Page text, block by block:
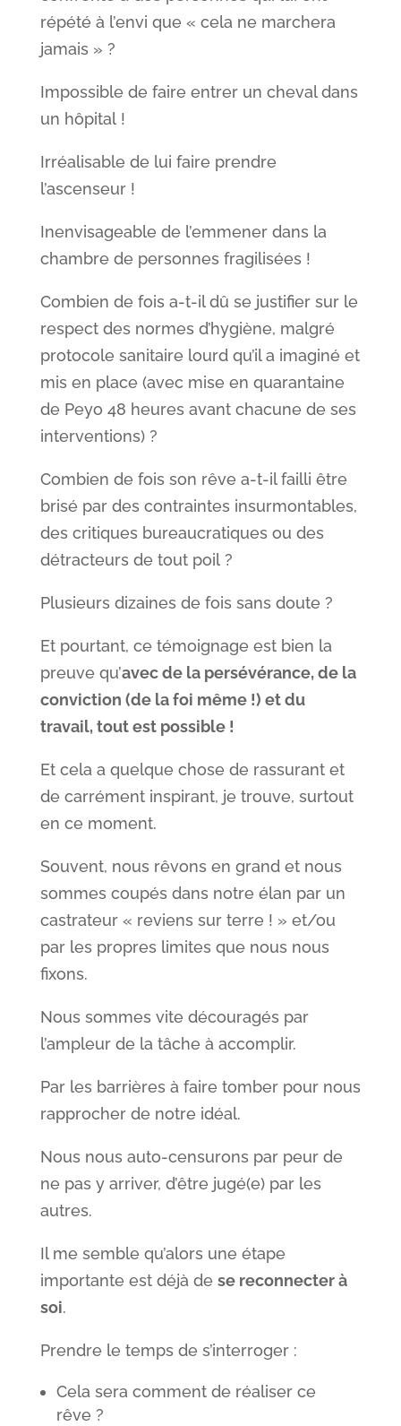
répété à l’envi que « cela ne marchera
jamais » ?
Impossible de faire entrer un cheval dans
un hôpital !
Irréalisable de lui faire prendre
l’ascenseur !
Inenvisageable de l’emmener dans la
chambre de personnes fragilisées !
Combien de fois a-t-il dû se justifier sur le
respect des normes d’hygiène, malgré
protocole sanitaire lourd qu’il a imaginé et
mis en place (avec mise en quarantaine
de Peyo 48 heures avant chacune de ses
interventions) ?
Combien de fois son rêve a-t-il failli être
brisé par des contraintes insurmontables,
des critiques bureaucratiques ou des
détracteurs de tout poil ?
Plusieurs dizaines de fois sans doute ?
Et pourtant, ce témoignage est bien la
preuve qu’avec de la persévérance, de la
conviction (de la foi même !) et du
travail, tout est possible !
Et cela a quelque chose de rassurant et
de carrément inspirant, je trouve, surtout
en ce moment.
Souvent, nous rêvons en grand et nous
sommes coupés dans notre élan par un
castrateur « reviens sur terre ! » et/ou
par les propres limites que nous nous
fixons.
Nous sommes vite découragés par
l’ampleur de la tâche à accomplir.
Par les barrières à faire tomber pour nous
rapprocher de notre idéal.
Nous nous auto-censurons par peur de
ne pas y arriver, d’être jugé(e) par les
autres.
Il me semble qu’alors une étape
importante est déjà de se reconnecter à
soi.
Prendre le temps de s’interroger :
Cela sera comment de réaliser ce
rêve ?